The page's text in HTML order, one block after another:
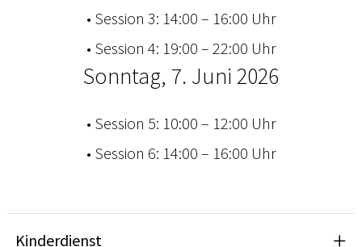
• Session 3: 14:00 – 16:00 Uhr
• Session 4: 19:00 – 22:00 Uhr
Sonntag, 7. Juni 2026
• Session 5: 10:00 – 12:00 Uhr
• Session 6: 14:00 – 16:00 Uhr
Kinderdienst